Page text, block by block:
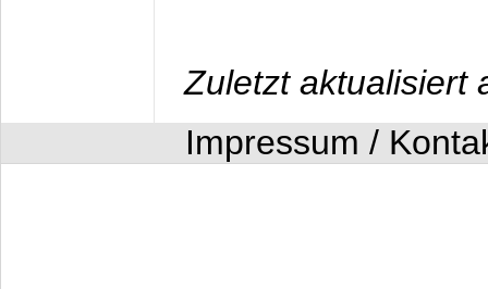
Zuletzt aktualisiert
Impressum /